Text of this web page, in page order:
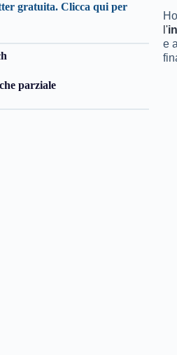
gratuita. Clicca qui per
parziale
l'
e